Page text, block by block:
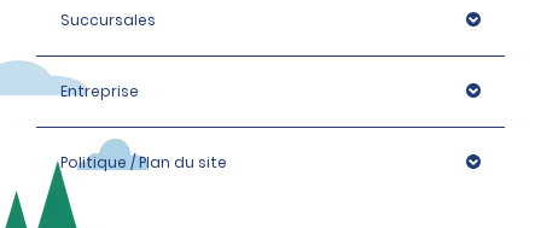
Succursales
Entreprise
Politique / Plan du site